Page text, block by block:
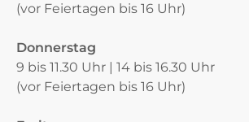
(vor Feiertagen bis 16 Uhr)
Donnerstag
9 bis 11.30 Uhr | 14 bis 16.30 Uhr
(vor Feiertagen bis 16 Uhr)